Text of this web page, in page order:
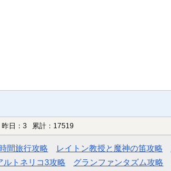
日：3 累計：17519
間旅行攻略 レイトン教授と魔神の笛攻略
ルトネリコ3攻略 グランファンタズム攻略